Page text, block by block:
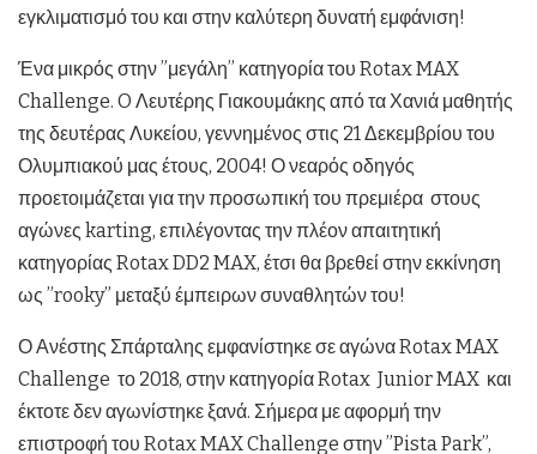
εγκλιματισμό του και στην καλύτερη δυνατή εμφάνιση!
Ένα μικρός στην ”μεγάλη” κατηγορία του Rotax MAX
Challenge. O Λευτέρης Γιακουμάκης από τα Χανιά μαθητής
της δευτέρας Λυκείου, γεννημένος στις 21 Δεκεμβρίου του
Ολυμπιακού μας έτους, 2004! Ο νεαρός οδηγός
προετοιμάζεται για την προσωπική του πρεμιέρα στους
αγώνες karting, επιλέγοντας την πλέον απαιτητική
κατηγορίας RotaxDD2 MAX, έτσι θα βρεθεί στην εκκίνηση
ως ”rooky” μεταξύ έμπειρων συναθλητών του!
Ο Ανέστης Σπάρταλης εμφανίστηκε σε αγώνα Rotax MAX
Challenge το 2018, στην κατηγορία Rotax Junior MAX και
έκτοτε δεν αγωνίστηκε ξανά. Σήμερα με αφορμή την
επιστροφή του Rotax MAX Challenge στην ”Pista Park”,